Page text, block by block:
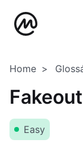
Home
Fakeout
Easy